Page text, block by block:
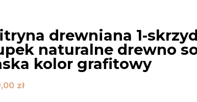
drewniana 1-
naturalne drewno
kolor grafitowy
zł